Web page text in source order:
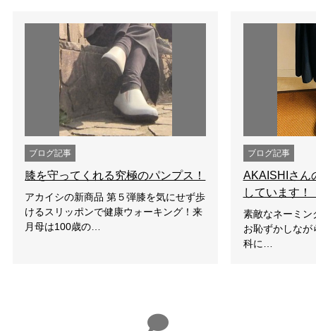
ブログ記事
膝を守ってくれる究極のパンプス！
アカイシの新商品 第５弾膝を気にせず歩
けるスリッポンで健康ウォーキング！来
月母は100歳の…
ブログ記事
AKAISHIさん
しています！
素敵なネーミン
お恥ずかしな
科に…